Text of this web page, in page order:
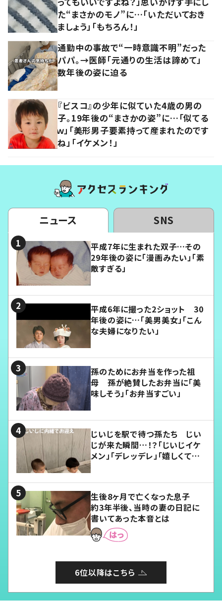
た“まさかのモノ”に…「いただいておき
ましょう」「もちろん！」
通勤中の事故で“一時意識不明”だった
パパ。→医師「元通りの生活は諦めて」
数年後の姿に迫る
『ビスコ』の少年に似ていた4歳の男の
子。19年後の“まさかの姿”に…「似てる
ｗ」「美形男子要素持って産まれたのです
ね」「イケメン！」
ニュース SNS
平成7年に生まれた双子…その
29年後の姿に「漫画みたい」「素
敵すぎる」
平成6年に撮った2ショット 30
年後の姿に…「美男美女」「こん
な夫婦になりたい」
孫のためにお弁当を作った祖
母 孫が絶賛したお弁当に「美
味しそう」「お弁当すごい」
じいじを駅で待つ孫たち じい
じが来た瞬間…！？「じいじイケ
メン」「デレッデレ」「嬉しくて可
生後8ヶ月で亡くなった息子
約3年半後、当時の妻の日記に
書いてあった本音とは
6位以降はこちら